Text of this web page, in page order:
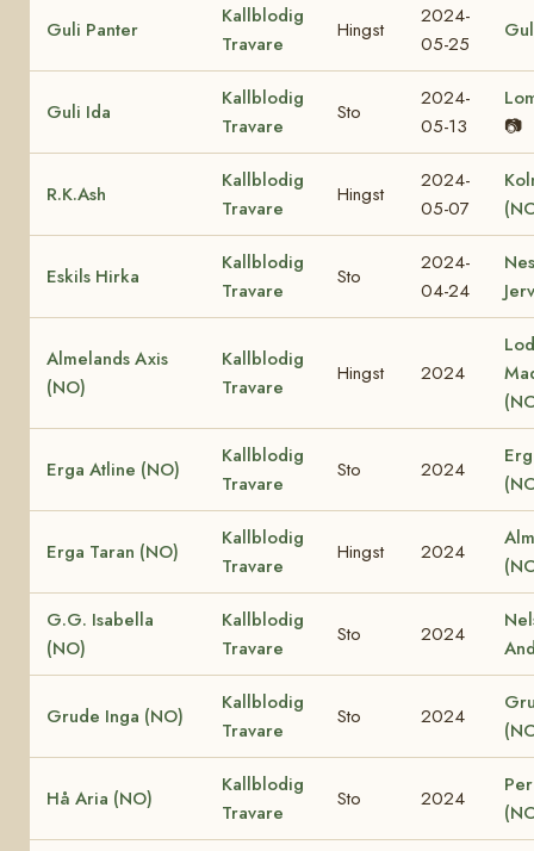
Guli Panter
Kallblodig
Travare
Hingst
2024-
05-25
Guli Ida
Kallblodig
Travare
Sto
2024-
05-13
📷
R.K.Ash
Kallblodig
Travare
Hingst
2024-
05-07
Eskils Hirka
Kallblodig
Travare
Sto
2024-
04-24
Almelands Axis
(NO)
Kallblodig
Travare
Hingst 2024
Erga Atline (NO)
Kallblodig
Travare
Sto 2024
Erga Taran (NO)
Kallblodig
Travare
Hingst 2024
G.G. Isabella
(NO)
Kallblodig
Travare
Sto 2024
Grude Inga (NO)
Kallblodig
Travare
Sto 2024
Hå Aria (NO)
Kallblodig
Travare
Sto 2024